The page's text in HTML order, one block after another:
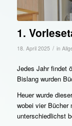
1.
18. April 2025 / in
Jedes Jahr findet
Bislang wurden
Heuer wurde
wobei vier Bücher
unterschiedlichst